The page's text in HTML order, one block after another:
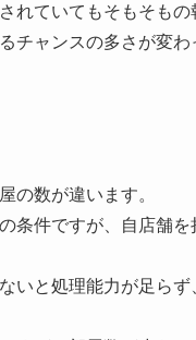
ていてもそもそも
チャンスの多さが変
の数が違います。
条件ですが、自店舗
いと処理能力が足ら